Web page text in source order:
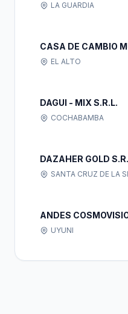
LA GUARDIA
CASA DE CAMBIO
EL ALTO
DAGUI - MIX S.R.L.
COCHABAMBA
DAZAHER GOLD
SANTA CRUZ DE LA
ANDES
UYUNI